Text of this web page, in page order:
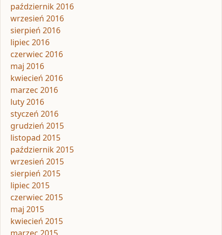
październik 2016
wrzesień 2016
sierpień 2016
lipiec 2016
czerwiec 2016
maj 2016
kwiecień 2016
marzec 2016
luty 2016
styczeń 2016
grudzień 2015
listopad 2015
październik 2015
wrzesień 2015
sierpień 2015
lipiec 2015
czerwiec 2015
maj 2015
kwiecień 2015